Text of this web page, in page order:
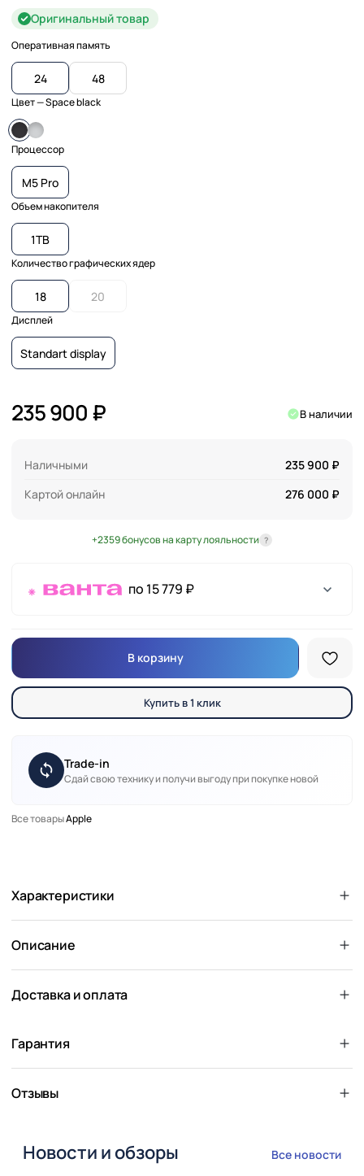
Оригинальный товар
Оперативная память
24 48
Цвет— Space black
Процессор
M5 Pro
Объем накопителя
1TB
Количество графических ядер
18 20
Дисплей
Standart display
235 900 ₽ В наличии
Наличными
235 900 ₽
Картой онлайн
276 000 ₽
+2359 бонусов на карту лояльности ?
по 15 779 ₽
В корзину
Купить в 1 клик
Trade-in
Сдай свою технику и получи выгоду при покупке новой
Все товарыApple
Характеристики
Описание
Доставка и оплата
Гарантия
Отзывы
Новости и обзоры Все новости